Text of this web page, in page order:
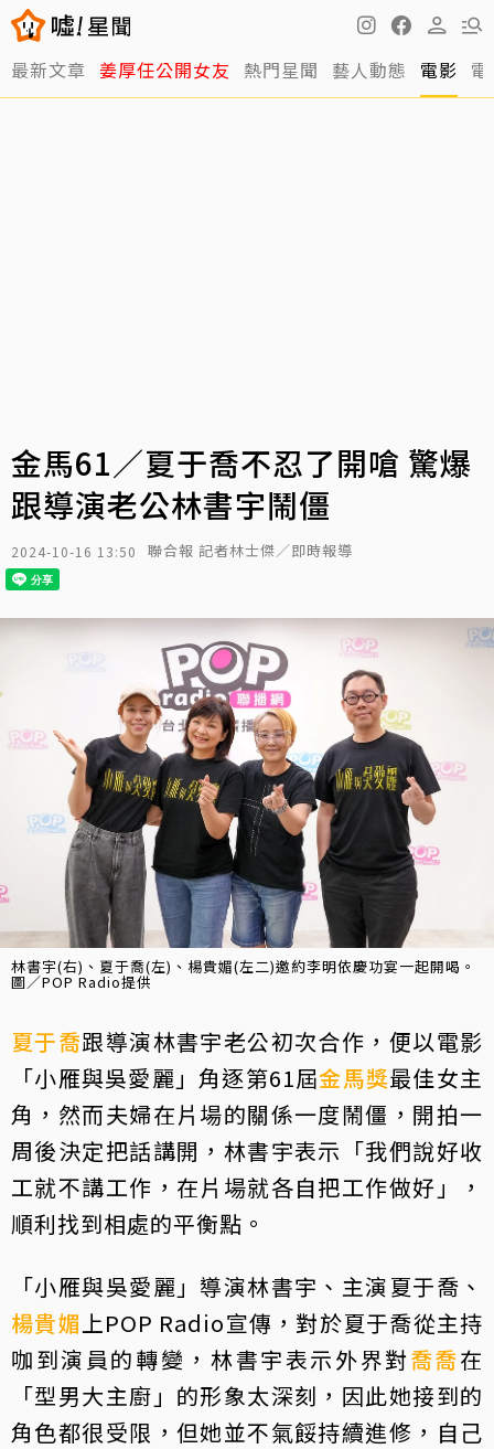
最新文章 姜厚任公開女友 熱門星聞 藝人動態 電影
金馬61／夏于喬不忍了開嗆 驚爆
跟導演老公林書宇鬧僵
2024-10-16 13:50 聯合報 記者林士傑／即時報導
林書宇(右)、夏于喬(左)、楊貴媚(左二)邀約李明依慶功宴一起開喝。
圖／POP Radio提供
夏于喬跟導演林書宇老公初次合作，便以電影
「小雁與吳愛麗」角逐第61屆金馬獎最佳女主
角，然而夫婦在片場的關係一度鬧僵，開拍一
周後決定把話講開，林書宇表示「我們說好收
工就不講工作，在片場就各自把工作做好」，
順利找到相處的平衡點。
「小雁與吳愛麗」導演林書宇、主演夏于喬、
楊貴媚 上POP Radio宣傳，對於夏于喬從主持
咖到演員的轉變，林書宇表示外界對喬喬在
「型男大主廚」的形象太深刻，因此她接到的
角色都很受限，但她並不氣餒持續進修，自己